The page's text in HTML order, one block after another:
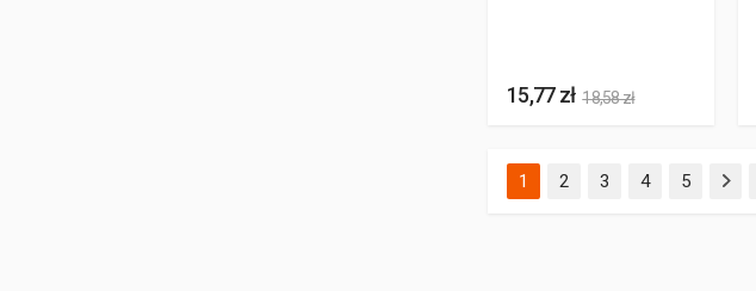
15,77 zł 18,58 zł
1 (aktualna)
2 3 4 5